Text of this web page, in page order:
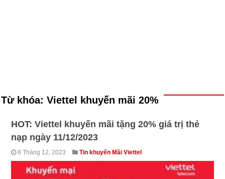
Từ khóa:Viettel khuyến mãi 20%
HOT: Viettel khuyến mãi tặng 20% giá trị thẻ
nạp ngày 11/12/2023
8 Tháng 12, 2023 Tin khuyến Mãi Viettel